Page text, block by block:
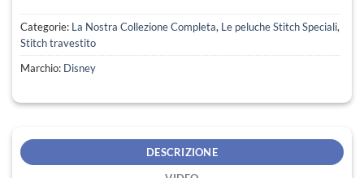
Categorie: La Nostra Collezione Completa, Le peluche Stitch Speciali,
Stitch travestito
Marchio: Disney
DESCRIZIONE